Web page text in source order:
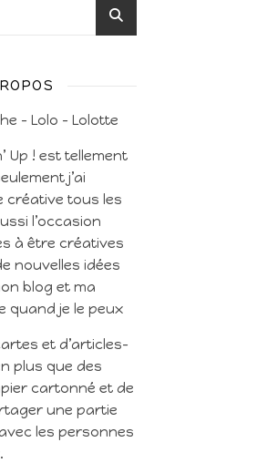
– Lolo – Lolotte
Up ! est tellement
j’ai
créative tous les
l’occasion
à être créatives
nouvelles idées
blog et ma
quand je le peux
et d’articles-
plus que des
cartonné et de
une partie
les personnes